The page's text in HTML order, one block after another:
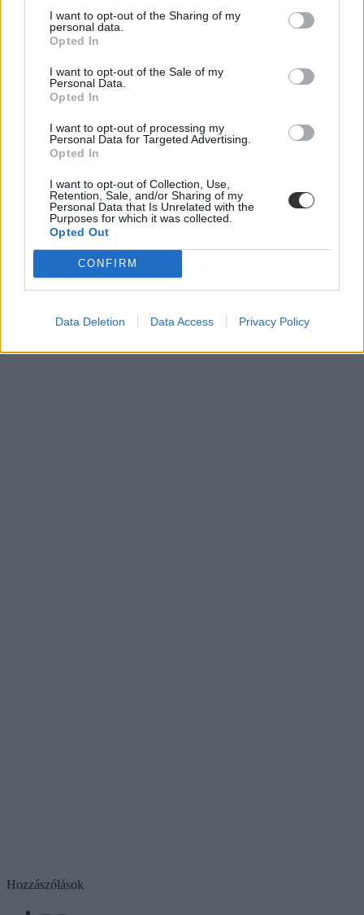
I want to opt-out of the Sharing of my
personal data.
Opted In
I want to opt-out of the Sale of my
Personal Data.
Opted In
I want to opt-out of processing my
Personal Data for Targeted Advertising.
Opted In
I want to opt-out of Collection, Use,
Retention, Sale, and/or Sharing of my
Personal Data that Is Unrelated with the
Purposes for which it was collected.
Opted Out
CONFIRM
Data Deletion Data Access Privacy Policy
rangsor
legélhetőbb város
városok
Hozzászólások